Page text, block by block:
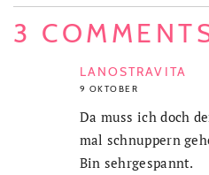
3
LANOSTRAVITA
9 OKTOBER
Da muss ich doch
mal schnuppern
Bin sehrgespannt.